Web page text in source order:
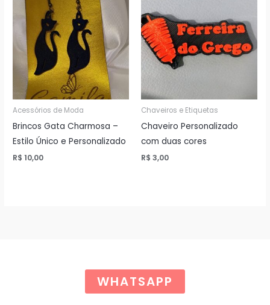
Acessórios de Moda
Brincos Gata Charmosa –
Estilo Único e Personalizado
R$ 10,00
Chaveiros e Etiquetas
Chaveiro Personalizado
com duas cores
R$ 3,00
WHATSAPP